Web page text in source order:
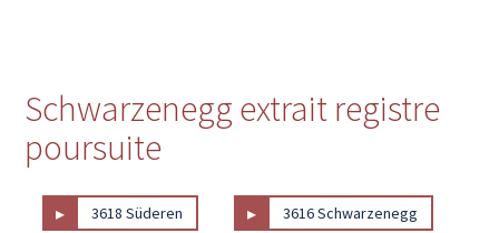
Schwarzenegg extrait registre
poursuite
▸ 3618 Süderen ▸ 3616 Schwarzenegg